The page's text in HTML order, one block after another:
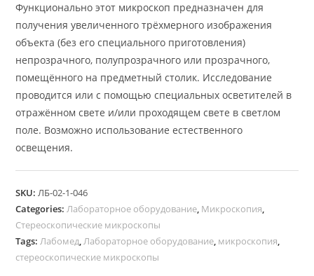
Функционально этот микроскоп предназначен для
получения увеличенного трёхмерного изображения
объекта (без его специального приготовления)
непрозрачного, полупрозрачного или прозрачного,
помещённого на предметный столик. Исследование
проводится или с помощью специальных осветителей в
отражённом свете и/или проходящем свете в светлом
поле. Возможно использование естественного
освещения.
SKU:ЛБ-02-1-046
Categories:Лабораторное оборудование, Микроскопия,
Стереоскопические микроскопы
Tags:Лабомед,Лабораторное оборудование, микроскопия,
стереоскопические микроскопы